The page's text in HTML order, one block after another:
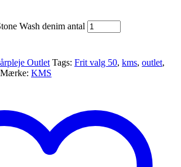
Wash denim antal
Outlet Tags: Frit valg 50, kms, outlet,
Mærke: KMS